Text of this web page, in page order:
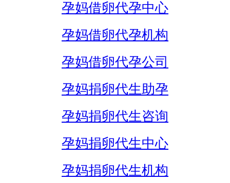
孕妈借卵代孕中心
孕妈借卵代孕机构
孕妈借卵代孕公司
孕妈捐卵代生助孕
孕妈捐卵代生咨询
孕妈捐卵代生中心
孕妈捐卵代生机构